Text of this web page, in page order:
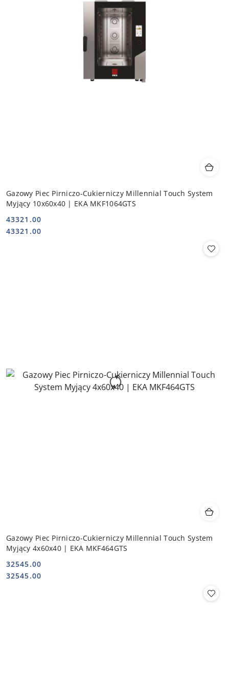
Gazowy Piec Pirniczo-Cukierniczy Millennial Touch System
Myjący 10x60x40 | EKA MKF1064GTS
Cena:
43321.00
Cena:
43321.00
Gazowy Piec Pirniczo-Cukierniczy Millennial Touch System
Myjący 4x60x40 | EKA MKF464GTS
Cena:
32545.00
Cena:
32545.00